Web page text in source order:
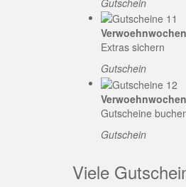
Extras sichern
Gutschein
Gutscheine
Gutschein
Viele